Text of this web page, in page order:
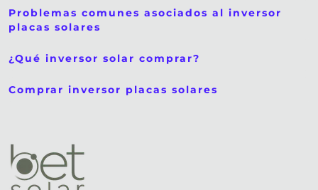
Problemas comunes asociados al inversor
placas solares
¿Qué inversor solar comprar?
Comprar inversor placas solares